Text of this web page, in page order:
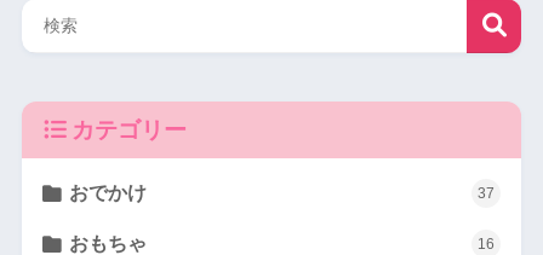
カテゴリー
おでかけ 37
おもちゃ 16